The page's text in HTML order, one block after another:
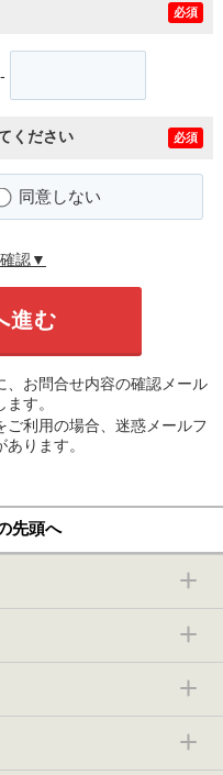
必須
-
ください 必須
同意しない
認▼
お問合せ内容の確認メール
す。
利用の場合、迷惑メールフ
ります。
先頭へ